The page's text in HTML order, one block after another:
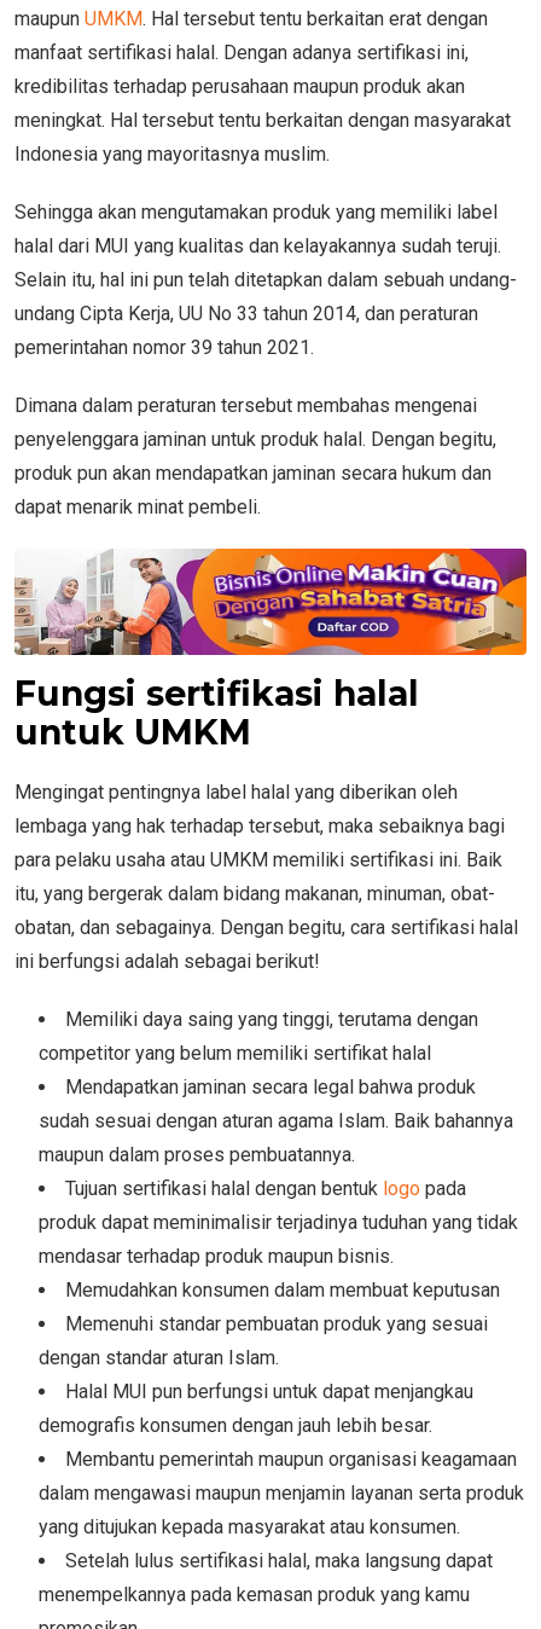
maupun UMKM. Hal tersebut tentu berkaitan erat dengan
manfaat sertifikasi halal. Dengan adanya sertifikasi ini,
kredibilitas terhadap perusahaan maupun produk akan
meningkat. Hal tersebut tentu berkaitan dengan masyarakat
Indonesia yang mayoritasnya muslim.
Sehingga akan mengutamakan produk yang memiliki label
halal dari MUI yang kualitas dan kelayakannya sudah teruji.
Selain itu, hal ini pun telah ditetapkan dalam sebuah undang-
undang Cipta Kerja, UU No 33 tahun 2014, dan peraturan
pemerintahan nomor 39 tahun 2021.
Dimana dalam peraturan tersebut membahas mengenai
penyelenggara jaminan untuk produk halal. Dengan begitu,
produk pun akan mendapatkan jaminan secara hukum dan
dapat menarik minat pembeli.
Fungsi sertifikasi halal
untuk UMKM
Mengingat pentingnya label halal yang diberikan oleh
lembaga yang hak terhadap tersebut, maka sebaiknya bagi
para pelaku usaha atau UMKM memiliki sertifikasi ini. Baik
itu, yang bergerak dalam bidang makanan, minuman, obat-
obatan, dan sebagainya. Dengan begitu, cara sertifikasi halal
ini berfungsi adalah sebagai berikut!
Memiliki daya saing yang tinggi, terutama dengan
competitor yang belum memiliki sertifikat halal
Mendapatkan jaminan secara legal bahwa produk
sudah sesuai dengan aturan agama Islam. Baik bahannya
maupun dalam proses pembuatannya.
Tujuan sertifikasi halal dengan bentuk logo pada
produk dapat meminimalisir terjadinya tuduhan yang tidak
mendasar terhadap produk maupun bisnis.
Memudahkan konsumen dalam membuat keputusan
Memenuhi standar pembuatan produk yang sesuai
dengan standar aturan Islam.
Halal MUI pun berfungsi untuk dapat menjangkau
demografis konsumen dengan jauh lebih besar.
Membantu pemerintah maupun organisasi keagamaan
dalam mengawasi maupun menjamin layanan serta produk
yang ditujukan kepada masyarakat atau konsumen.
Setelah lulus sertifikasi halal, maka langsung dapat
menempelkannya pada kemasan produk yang kamu